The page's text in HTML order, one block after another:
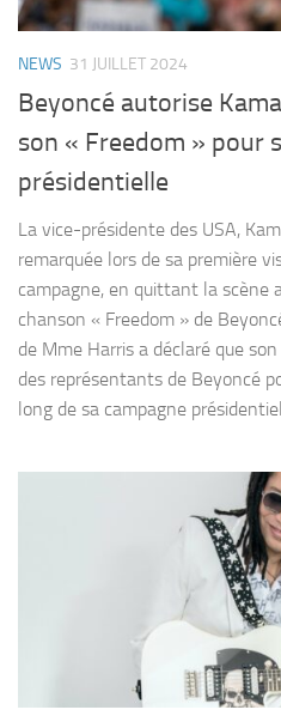
NEWS 31 JUILLET 2024
Beyoncé autorise
son « Freedom » pour
présidentielle
La vice-présidente des USA,
remarquée lors de sa première
campagne, en quittant la scène
chanson « Freedom » de
de Mme Harris a déclaré que
des représentants de Beyoncé
long de sa campagne